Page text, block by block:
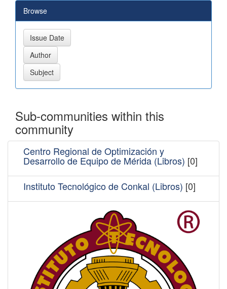
Browse
Sub-communities within this
community
Centro Regional de Optimización y
Desarrollo de Equipo de Mérida (Libros) [0]
Instituto Tecnológico de Conkal (Libros) [0]